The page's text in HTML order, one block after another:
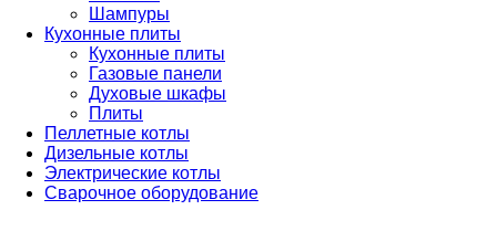
Шампуры
Кухонные плиты
Кухонные плиты
Газовые панели
Духовые шкафы
Плиты
Пеллетные котлы
Дизельные котлы
Электрические котлы
Сварочное оборудование